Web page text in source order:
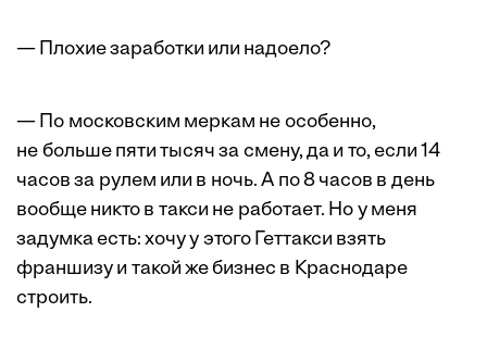
— Плохие заработки или надоело?
— По московским меркам не особенно,
не больше пяти тысяч за смену, да и то, если 14
часов за рулем или в ночь. А по 8 часов в день
вообще никто в такси не работает. Но у меня
задумка есть: хочу у этого Геттакси взять
франшизу и такой же бизнес в Краснодаре
строить.